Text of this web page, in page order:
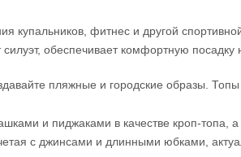
купальников, фитнес и другой
обеспечивает комфортную посадку
пляжные и городские образы. Топы
и пиджаками в качестве кроп-топа,
с джинсами и длинными юбками,